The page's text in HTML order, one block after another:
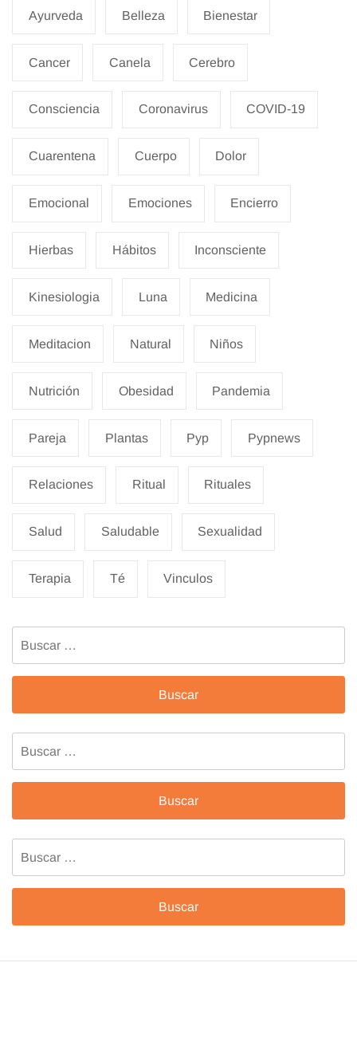
Ayurveda Belleza Bienestar
Cancer Canela Cerebro
Consciencia Coronavirus COVID-19
Cuarentena Cuerpo Dolor
Emocional Emociones Encierro
Hierbas Hábitos Inconsciente
Kinesiologia Luna Medicina
Meditacion Natural Niños
Nutrición Obesidad Pandemia
Pareja Plantas Pyp Pypnews
Relaciones Ritual Rituales
Salud Saludable Sexualidad
Terapia Té Vinculos